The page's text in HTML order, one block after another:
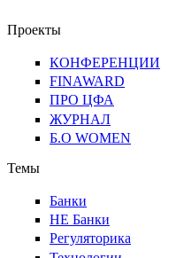
Проекты
КОНФЕРЕНЦИИ
FINAWARD
ПРО ЦФА
ЖУРНАЛ
Б.О WOMEN
Темы
Банки
НЕ Банки
Регуляторика